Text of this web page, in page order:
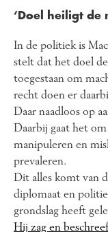
‘Doel heiligt de
In de politiek is
stelt dat het doel
toegestaan om
recht doen er
Daar naadloos op
Daarbij gaat het
manipuleren en
prevaleren.
Dit alles komt van
diplomaat en
grondslag heeft
Hij zag en beschreef